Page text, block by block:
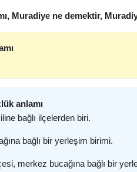
Muradiye ne demektir,
anlamı
bağlı ilçelerden biri.
bağlı bir yerleşim birimi.
merkez bucağına bağlı bir